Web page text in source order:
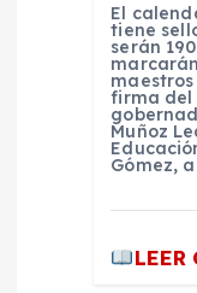
El
tiene
serán
firma del
Muñoz
Gómez,
LEER